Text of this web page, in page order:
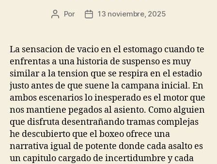
Autor
publicación
Por
Fecha
publicación
13 noviembre, 2025
La sensacion de vacio en el estomago cuando te
enfrentas a una historia de suspenso es muy
similar a la tension que se respira en el estadio
justo antes de que suene la campana inicial. En
ambos escenarios lo inesperado es el motor que
nos mantiene pegados al asiento. Como alguien
que disfruta desentrañando tramas complejas
he descubierto que el boxeo ofrece una
narrativa igual de potente donde cada asalto es
un capitulo cargado de incertidumbre y cada